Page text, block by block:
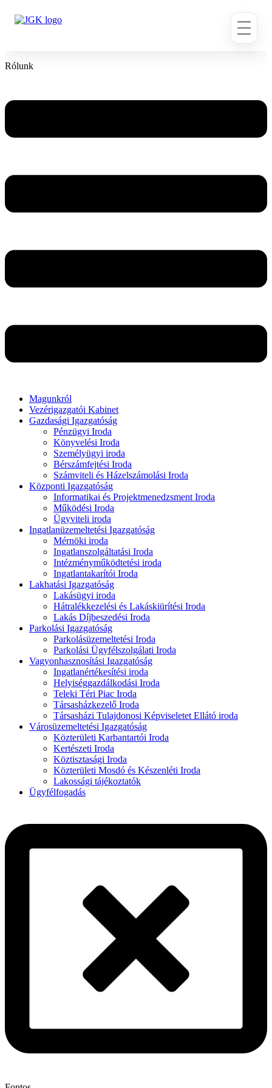
Rólunk
Magunkról
Vezérigazgatói Kabinet
Gazdasági Igazgatóság
Pénzügyi Iroda
Könyvelési Iroda
Személyügyi iroda
Bérszámfejtési Iroda
Számviteli és Házelszámolási Iroda
Központi Igazgatóság
Informatikai és Projektmenedzsment Iroda
Működési Iroda
Ügyviteli iroda
Ingatlanüzemeltetési Igazgatóság
Mérnöki iroda
Ingatlanszolgáltatási Iroda
Intézményműködtetési iroda
Ingatlantakarítói Iroda
Lakhatási Igazgatóság
Lakásügyi iroda
Hátralékkezelési és Lakáskiürítési Iroda
Lakás Díjbeszedési Iroda
Parkolási Igazgatóság
Parkolásüzemeltetési Iroda
Parkolási Ügyfélszolgálati Iroda
Vagyonhasznosítási Igazgatóság
Ingatlanértékesítési iroda
Helyiséggazdálkodási Iroda
Teleki Téri Piac Iroda
Társasházkezelő Iroda
Társasházi Tulajdonosi Képviseletet Ellátó iroda
Városüzemeltetési Igazgatóság
Közterületi Karbantartói Iroda
Kertészeti Iroda
Köztisztasági Iroda
Közterületi Mosdó és Készenléti Iroda
Lakossági tájékoztatók
Ügyfélfogadás